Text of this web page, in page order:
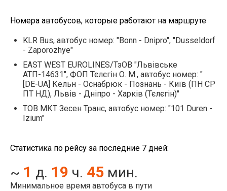
Номера автобусов, которые работают на маршруте
KLR Bus, автобус номер: "Bonn - Dnipro", "Dusseldorf
- Zaporozhye"
EAST WEST EUROLINES/ТзОВ "Львівське
АТП-14631", ФОП Тєлєгін О. М., автобус номер: "
[DE-UA] Кельн - Оснабрюк - Познань - Київ (ПН СР
ПТ НД), Львів - Дніпро - Харків (Тєлєгін)"
ТОВ МКТ Зесен Транс, автобус номер: "101 Duren -
Izium"
Статистика по рейсу за последние 7 дней:
~ 1 д. 19 ч. 45 мин.
Минимальное время автобуса в пути